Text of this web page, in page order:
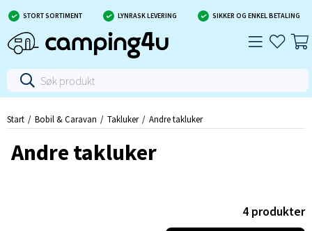
STORT SORTIMENT LYNRASK LEVERING SIKKER OG ENKEL BETALING
Start Bobil & Caravan Takluker Andre takluker
Andre takluker
4 produkter